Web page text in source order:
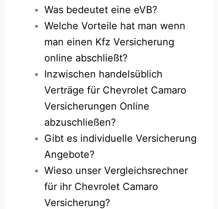
Was bedeutet eine eVB?
Welche Vorteile hat man wenn
man einen Kfz Versicherung
online abschließt?
Inzwischen handelsüblich
Verträge für Chevrolet Camaro
Versicherungen Online
abzuschließen?
Gibt es individuelle Versicherung
Angebote?
Wieso unser Vergleichsrechner
für ihr Chevrolet Camaro
Versicherung?